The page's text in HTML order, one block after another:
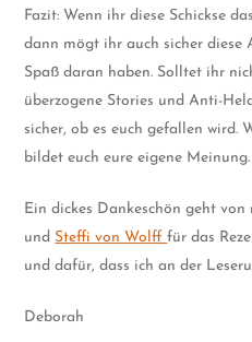
Fazit: Wenn ihr diese Schickse
dann mögt ihr auch sicher diese
Spaß daran haben. Solltet ihr
überzogene Stories und Anti-
sicher, ob es euch gefallen wird.
bildet euch eure eigene Meinung.
Ein dickes Dankeschön geht von
und Steffi von Wolfffür das
und dafür, dass ich an der
Deborah